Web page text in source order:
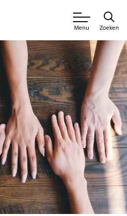
Menu Zoeken